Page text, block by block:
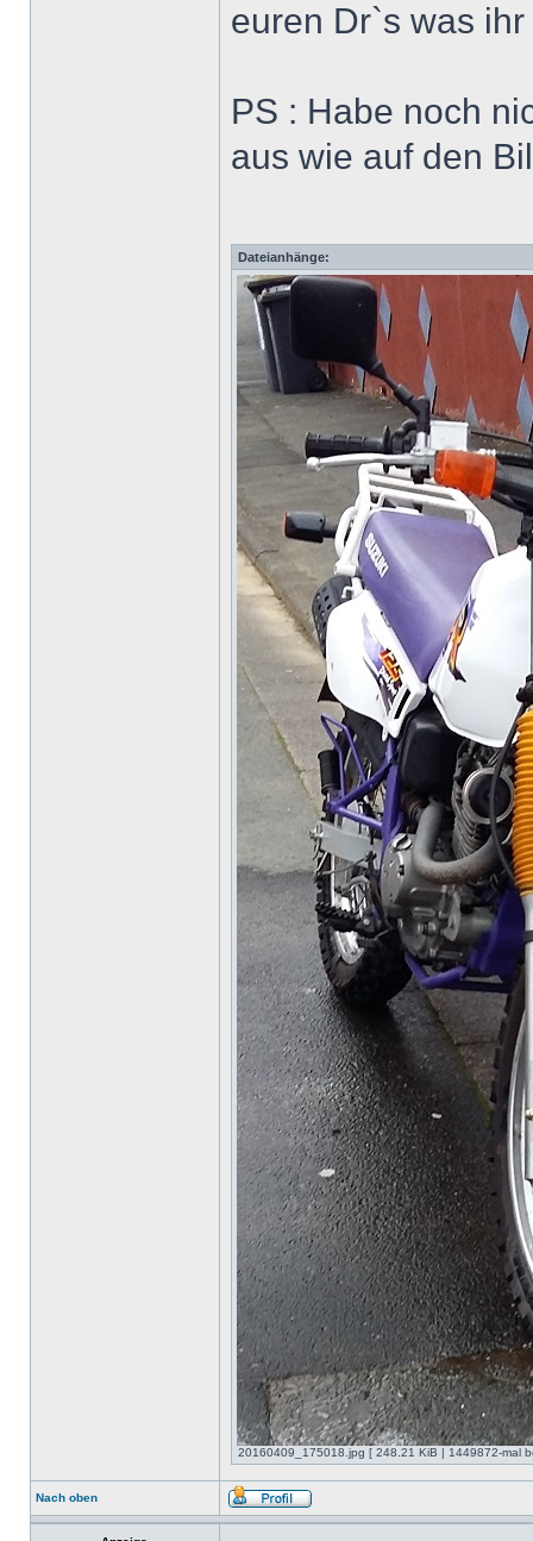
euren Dr`s was
PS : Habe noch
aus wie auf den
Dateianhänge:
20160409_175018.jpg [ 248.21 KiB | 1449872-mal
Nach oben